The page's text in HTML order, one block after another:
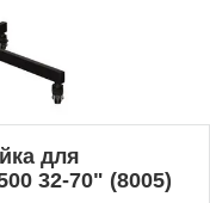
для
32-70" (8005)